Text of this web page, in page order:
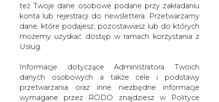
też Twoje dane osobowe podane przy zakładaniu
konta lub rejestracji do newslettera. Przetwarzamy
dane, które podajesz, pozostawiasz lub do których
możemy uzyskać dostęp w ramach korzystania z
Usług.
Informacje dotyczące Administratora Twoich
danych osobowych a także cele i podstawy
przetwarzania oraz inne niezbędne informacje
wymagane przez RODO znajdziesz w Polityce
Strona główna RYNEK GAZU /
Były premier Czech
lobbuje za Eastring
2015-05-08 00:00
skomentuj
udostępnij: